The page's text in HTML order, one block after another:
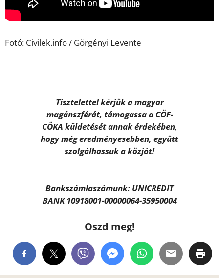
Fotó: Civilek.info / Görgényi Levente
Tisztelettel kérjük a magyar
magánszférát, támogassa a CÖF-
CÖKA küldetését annak érdekében,
hogy még eredményesebben, együtt
szolgálhassuk a közjót!
Bankszámlaszámunk: UNICREDIT
BANK 10918001-00000064-35950004
Oszd meg!